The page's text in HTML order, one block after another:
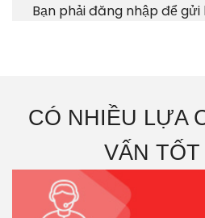
Bạn phảiđăng nhậpđể gửi
CÓ NHIỀU LỰA
VẤN